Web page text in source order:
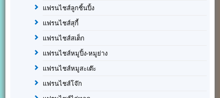
แฟรนไชส์ลูกชิ้นปิ้ง
แฟรนไชส์สุกี้
แฟรนไชส์สเต็ก
แฟรนไชส์หมูปิ้ง-หมูย่าง
แฟรนไชส์หมูสะเต๊ะ
แฟรนไชส์โจ๊ก